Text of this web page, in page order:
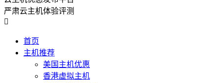
严肃云主机体验评测

首页
主机推荐
美国主机优惠
香港虚拟主机